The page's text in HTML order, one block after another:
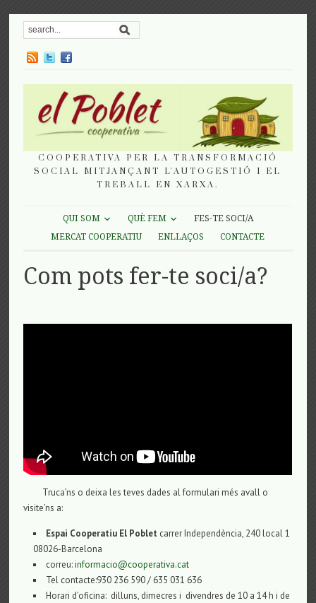
COOPERATIVA PER LA TRANSFORMACIÓ
SOCIAL MITJANÇANT L'AUTOGESTIÓ I EL
TREBALL EN XARXA.
QUI SOM QUÈ FEM
FES-TE SOCI/A
MERCAT COOPERATIU
ENLLAÇOS CONTACTE
Com pots fer-te soci/a?
Truca’ns o deixa les teves dades al formulari més avall o
visite’ns a:
Espai Cooperatiu El Poblet carrer Independència, 240 local 1
08026-Barcelona
correu:informacio@cooperativa.cat
Tel contacte:930 236 590 / 635 031 636
Horari d’oficina: dilluns, dimecres i divendres de 10 a 14 h i de